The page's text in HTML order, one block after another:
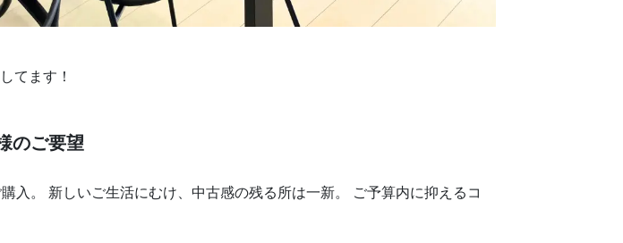
てます！
のご要望
入。 新しいご生活にむけ、中古感の残る所は一新。 ご予算内に抑えるコ